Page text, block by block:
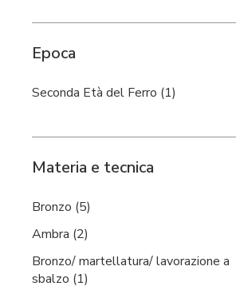
Epoca
Seconda Età del Ferro (1)
Materia e tecnica
Bronzo (5)
Ambra (2)
Bronzo/ martellatura/ lavorazione a
sbalzo (1)